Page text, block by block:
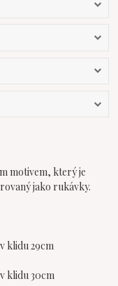
motivem, který je
jako rukávky.
klidu 29cm
klidu 30cm